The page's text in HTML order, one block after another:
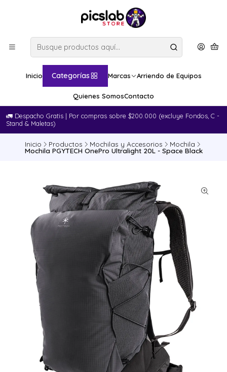
Inicio Categorías Marcas Arriendo de Equipos
Quienes SomosContacto
🚛​ Despacho Gratis | Por compras sobre $200.000 (excluye Fondos, C -
Stand & Maletas)
Inicio Productos Mochilas y Accesorios Mochila
Mochila PGYTECH OnePro Ultralight 20L - Space Black